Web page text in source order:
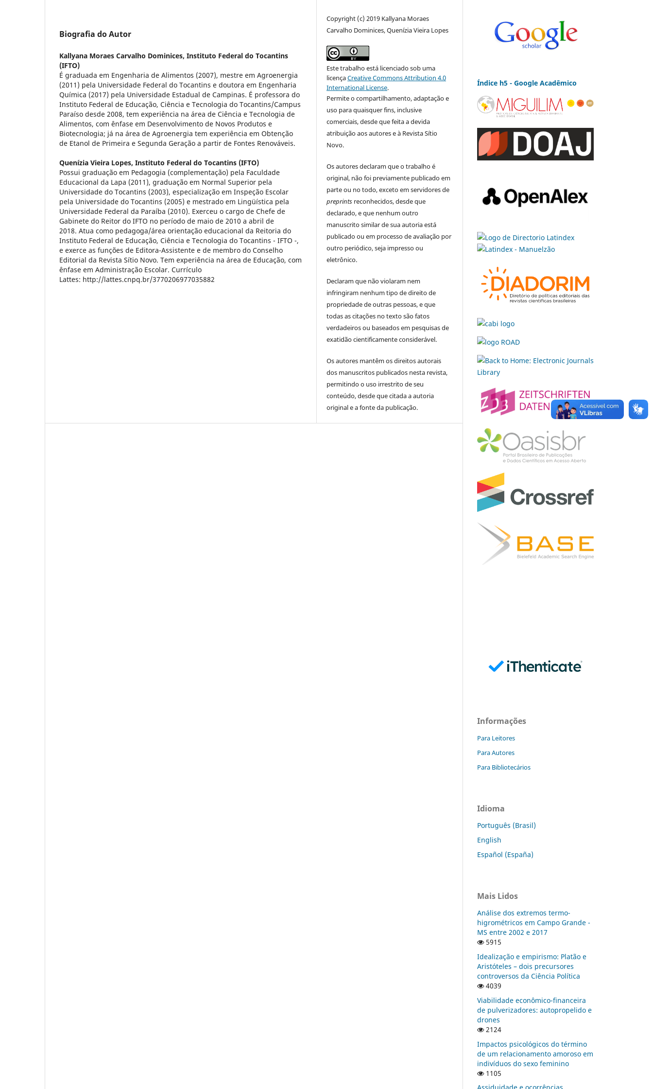
Biografia do Autor
Kallyana Moraes Carvalho Dominices, Instituto Federal do Tocantins
(IFTO)
É graduada em Engenharia de Alimentos (2007), mestre em Agroenergia
(2011) pela Universidade Federal do Tocantins e doutora em Engenharia
Química (2017) pela Universidade Estadual de Campinas. É professora do
Instituto Federal de Educação, Ciência e Tecnologia do Tocantins/Campus
Paraíso desde 2008, tem experiência na área de Ciência e Tecnologia de
Alimentos, com ênfase em Desenvolvimento de Novos Produtos e
Biotecnologia; já na área de Agroenergia tem experiência em Obtenção
de Etanol de Primeira e Segunda Geração a partir de Fontes Renováveis.
Quenízia Vieira Lopes, Instituto Federal do Tocantins (IFTO)
Possui graduação em Pedagogia (complementação) pela Faculdade
Educacional da Lapa (2011), graduação em Normal Superior pela
Universidade do Tocantins (2003), especialização em Inspeção Escolar
pela Universidade do Tocantins (2005) e mestrado em Lingüística pela
Universidade Federal da Paraíba (2010). Exerceu o cargo de Chefe de
Gabinete do Reitor do IFTO no período de maio de 2010 a abril de
2018. Atua como pedagoga/área orientação educacional da Reitoria do
Instituto Federal de Educação, Ciência e Tecnologia do Tocantins - IFTO -,
e exerce as funções de Editora-Assistente e de membro do Conselho
Editorial da Revista Sítio Novo. Tem experiência na área de Educação, com
ênfase em Administração Escolar. Currículo
Lattes: http://lattes.cnpq.br/3770206977035882
Copyright (c) 2019 Kallyana Moraes
Carvalho Dominices, Quenízia Vieira Lopes
Este trabalho está licenciado sob uma
licençaCreative Commons Attribution 4.0
International License.
Permite o compartilhamento, adaptação e
uso para quaisquer fins, inclusive
comerciais, desde que feita a devida
atribuição aos autores e à Revista Sítio
Novo.
Os autores declaram que o trabalho é
original, não foi previamente publicado em
parte ou no todo, exceto em servidores de
preprints reconhecidos, desde que
declarado, e que nenhum outro
manuscrito similar de sua autoria está
publicado ou em processo de avaliação por
outro periódico, seja impresso ou
eletrônico.
Declaram que não violaram nem
infringiram nenhum tipo de direito de
propriedade de outras pessoas, e que
todas as citações no texto são fatos
verdadeiros ou baseados em pesquisas de
exatidão cientificamente considerável.
Os autores mantêm os direitos autorais
dos manuscritos publicados nesta revista,
permitindo o uso irrestrito de seu
conteúdo, desde que citada a autoria
original e a fonte da publicação.
Índice h5 - Google Acadêmico
Informações
Para Leitores
Para Autores
Para Bibliotecários
Idioma
Português (Brasil)
English
Español (España)
Mais Lidos
Análise dos extremos termo-
higrométricos em Campo Grande -
MS entre 2002 e 2017
5915
Idealização e empirismo: Platão e
Aristóteles – dois precursores
controversos da Ciência Política
4039
Viabilidade econômico-financeira
de pulverizadores: autopropelido e
drones
2124
Impactos psicológicos do término
de um relacionamento amoroso em
indivíduos do sexo feminino
1105